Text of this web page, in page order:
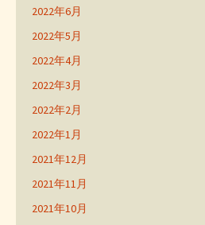
2022年6月
2022年5月
2022年4月
2022年3月
2022年2月
2022年1月
2021年12月
2021年11月
2021年10月